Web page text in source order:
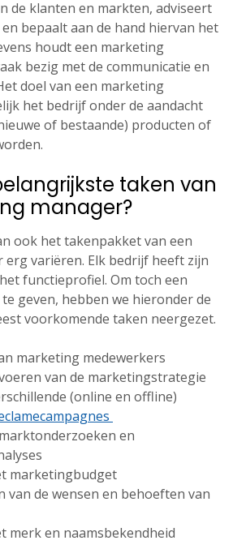
de klanten en markten, adviseert
bepaalt aan de hand hiervan het
houdt een marketing
bezig met de communicatie en
doel van een marketing
het bedrijf onder de aandacht
of bestaande) producten of
taken van
manager?
ook het takenpakket van een
variëren. Elk bedrijf heeft zijn
functieprofiel. Om toch een
geven, hebben we hieronder de
voorkomende taken neergezet.
marketing medewerkers
van de marketingstrategie
(online en offline)
en
marketingbudget
van de wensen en behoeften van
merk en naamsbekendheid